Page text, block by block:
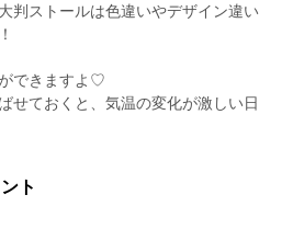
判ストールは色違いやデザイン違い
できますよ♡
せておくと、気温の変化が激しい日
ト